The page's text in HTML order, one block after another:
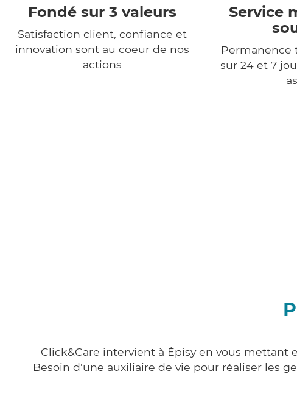
Fondé sur 3 valeurs
Satisfaction client, confiance et
innovation sont au coeur de nos
actions
Service
Permanence
sur 24 et 7
Click&Care intervient à Épisy en vous mettant
Besoin d'une auxiliaire de vie pour réaliser les